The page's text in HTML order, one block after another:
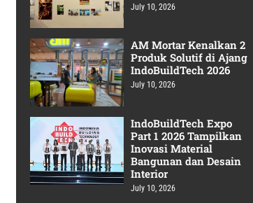
July 10, 2026
AM Mortar Kenalkan 2
Produk Solutif di Ajang
IndoBuildTech 2026
July 10, 2026
IndoBuildTech Expo
Part 1 2026 Tampilkan
Inovasi Material
Bangunan dan Desain
Interior
July 10, 2026